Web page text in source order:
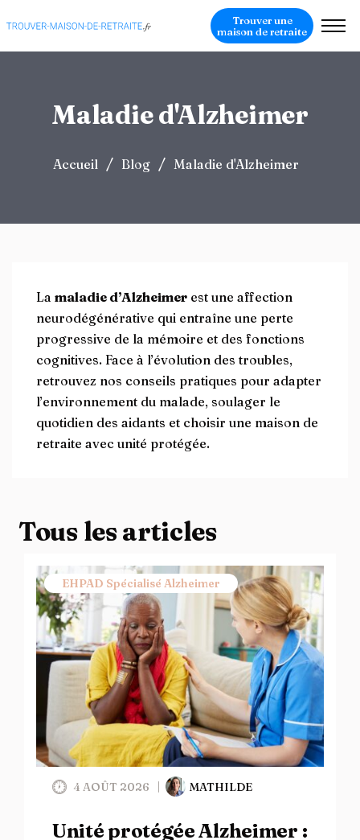
Trouver une
maison de retraite
Maladie d'Alzheimer
Accueil / Blog / Maladie d'Alzheimer
La maladie d’Alzheimer est une affection
neurodégénérative qui entraîne une perte
progressive de la mémoire et des fonctions
cognitives. Face à l’évolution des troubles,
retrouvez nos conseils pratiques pour adapter
l’environnement du malade, soulager le
quotidien des aidants et choisir une maison de
retraite avec unité protégée.
Tous les articles
EHPAD Spécialisé Alzheimer
4 AOÛT 2026 MATHILDE
Unité protégée Alzheimer :